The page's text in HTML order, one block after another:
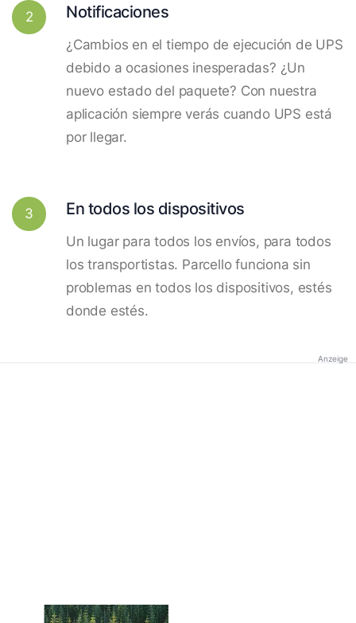
2 Notificaciones
¿Cambios en el tiempo de ejecución de UPS
debido a ocasiones inesperadas? ¿Un
nuevo estado del paquete? Con nuestra
aplicación siempre verás cuando UPS está
por llegar.
3 En todos los dispositivos
Un lugar para todos los envíos, para todos
los transportistas. Parcello funciona sin
problemas en todos los dispositivos, estés
donde estés.
Anzeige